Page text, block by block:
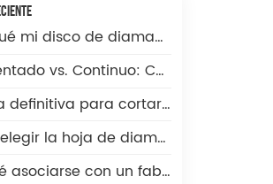
lentamente? Guía completa para la solución de problemas y la optimización de la velocidad.
la punta de fresa de diamante incremental CNC adecuada para cortes de fregaderos perfectos
agujeros grandes en baldosas de piedra sinterizada, vidrio y porcelana.
adecuada para asfalto frente a hormigón: Guía técnica del distribuidor
discos de diamante de primera calidad es la clave del crecimiento para los distribuidores de herramientas para piedra.